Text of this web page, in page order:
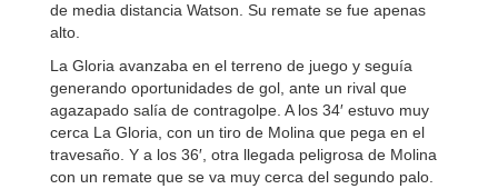
de media distancia Watson. Su remate se fue apenas
alto.
La Gloria avanzaba en el terreno de juego y seguía
generando oportunidades de gol, ante un rival que
agazapado salía de contragolpe. A los 34′ estuvo muy
cerca La Gloria, con un tiro de Molina que pega en el
travesaño. Y a los 36′, otra llegada peligrosa de Molina
con un remate que se va muy cerca del segundo palo.